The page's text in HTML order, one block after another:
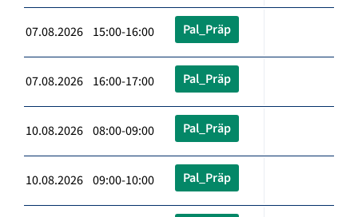
07.08.2026 15:00-16:00 Pal_Präp
07.08.2026 16:00-17:00 Pal_Präp
10.08.2026 08:00-09:00 Pal_Präp
10.08.2026 09:00-10:00 Pal_Präp